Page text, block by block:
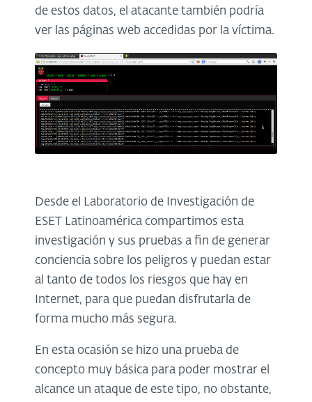
de estos datos, el atacante también podría
ver las páginas web accedidas por la víctima.
Desde el Laboratorio de Investigación de
ESET Latinoamérica compartimos esta
investigación y sus pruebas a fin de generar
conciencia sobre los peligros y puedan estar
al tanto de todos los riesgos que hay en
Internet, para que puedan disfrutarla de
forma mucho más segura.
En esta ocasión se hizo una prueba de
concepto muy básica para poder mostrar el
alcance un ataque de este tipo, no obstante,